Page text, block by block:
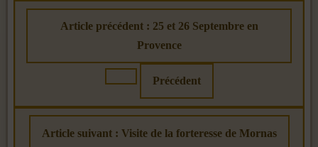
Article précédent : 25 et 26 Septembre en
Provence
Précédent
Article suivant : Visite de la forteresse de Mornas